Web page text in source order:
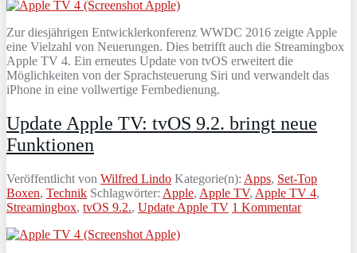
Zur diesjährigen Entwicklerkonferenz WWDC 2016 zeigte Apple
eine Vielzahl von Neuerungen. Dies betrifft auch die Streamingbox
Apple TV 4. Ein erneutes Update von tvOS erweitert die
Möglichkeiten von der Sprachsteuerung Siri und verwandelt das
iPhone in eine vollwertige Fernbedienung.
Update Apple TV: tvOS 9.2. bringt neue
Funktionen
Veröffentlicht von Wilfred Lindo Kategorie(n): Apps, Set-Top
Boxen, Technik Schlagwörter: Apple, Apple TV, Apple TV 4,
Streamingbox, tvOS 9.2., Update Apple TV 1 Kommentar